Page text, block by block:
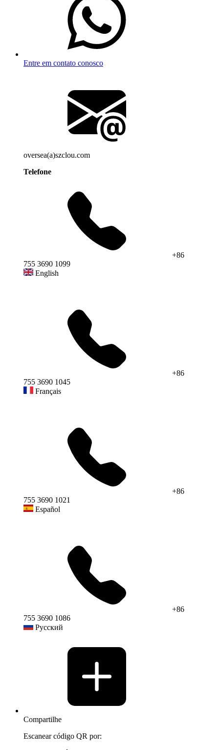
Entre em contato conosco
oversea(a)szclou.com
Telefone
+86
755 3690 1099
English
+86
755 3690 1045
Français
+86
755 3690 1021
Español
+86
755 3690 1086
Русский
Compartilhe
Escanear código QR por: